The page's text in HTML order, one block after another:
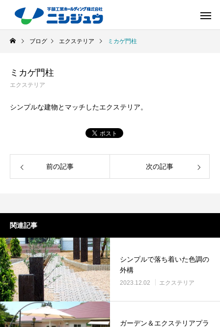
ブログ エクステリア ミカゲ門柱
ミカゲ門柱
エクステリア
シンプルな建物とマッチしたエクステリア。
前の記事 次の記事
関連記事
シンプルで落ち着いた色調の
外構
2023.12.02 エクステリア
ガーデン＆エクステリアプラ